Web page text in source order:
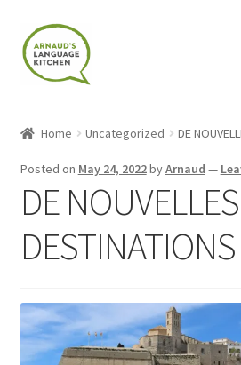
Skip
to
navigation
Skip
to
content
Blog
Cart
Contact
Home Uncategorized DE
Posted on May 24, 2022byArnaud —
DE NOUVELLES
DESTINATIONS